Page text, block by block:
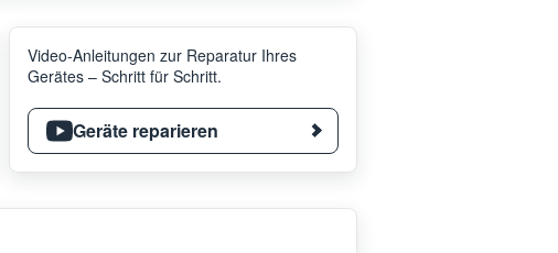
Video-Anleitungen zur Reparatur Ihres
Gerätes – Schritt für Schritt.
Geräte reparieren